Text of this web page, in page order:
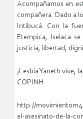
Acompañamos en
compañera. Dado a
Intibucá. Con la
Etempica, Iselaca
justicia, libertad,
¡Lesbia Yaneth vive,
COPINH
http://
el-asesinato-de-la-